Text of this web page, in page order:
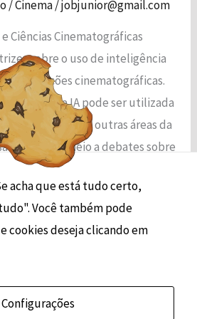
/Cinema/jobjunior@gmail.com
Ciências Cinematográficas
sobre o uso de inteligência
produções cinematográficas.
como a IA pode ser utilizada
efeitos visuais e outras áreas da
surge em meio a debates sobre
e os direitos […]
acha que está tudo certo,
Você também pode
cookies deseja clicando em
Configurações
funcionalidade
do site, com
base em
como o site é
usado.
Experiência
Para que o
nosso site
funcione o
melhor possível
durante a sua
visita. Se você
funcionalidades
desaparecerão